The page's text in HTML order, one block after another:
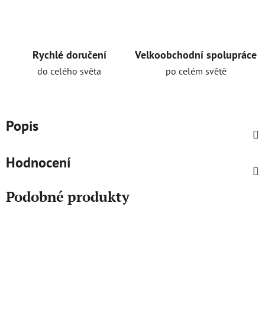
Rychlé doručení
do celého světa
Velkoobchodní spolupráce
po celém světě
Popis
Hodnocení
Podobné produkty